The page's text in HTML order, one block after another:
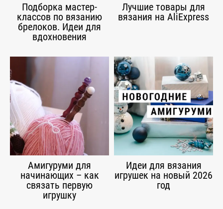
Подборка мастер-
классов по вязанию
брелоков. Идеи для
вдохновения
Лучшие товары для
вязания на AliExpress
Амигуруми для
начинающих – как
связать первую
игрушку
Идеи для вязания
игрушек на новый 2026
год